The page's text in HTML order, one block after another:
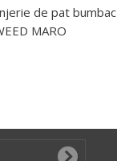
de pat bumbac
MARO